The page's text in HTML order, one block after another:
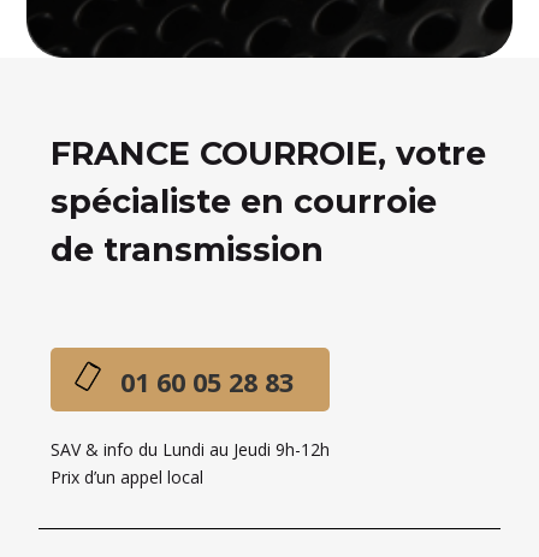
FRANCE COURROIE, votre
spécialiste en courroie
de transmission
01 60 05 28 83
SAV & info du Lundi au Jeudi 9h-12h
Prix d’un appel local